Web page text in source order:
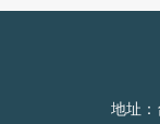
物中，具有高感染
個月，但諾羅病毒
的感染似乎可以增
地址